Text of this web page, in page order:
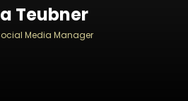
Teubner
Media Manager